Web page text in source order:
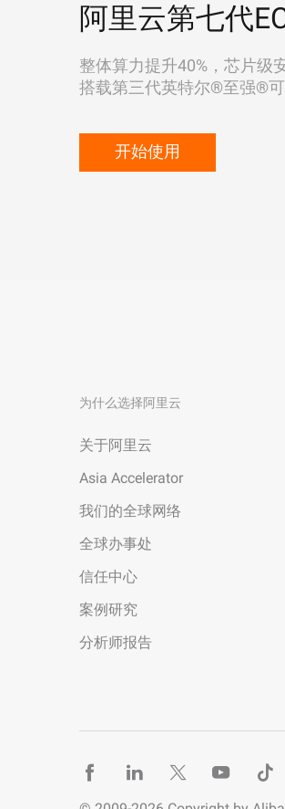
阿里云第七代
整体算力提升40%，芯片级
搭载第三代英特尔®至强®可
开始使用
为什么选择阿里云
关于阿里云
Asia Accelerator
我们的全球网络
全球办事处
信任中心
案例研究
分析师报告